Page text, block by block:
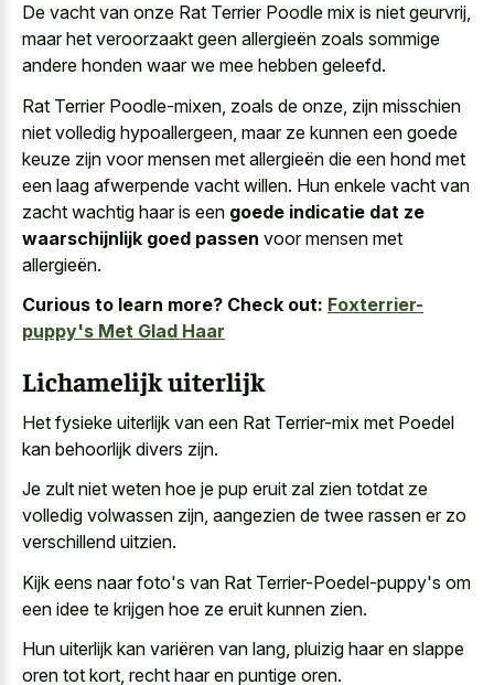
De vacht van onze Rat Terrier Poodle mix is niet geurvrij,
maar het veroorzaakt geen allergieën zoals sommige
andere honden waar we mee hebben geleefd.
Rat Terrier Poodle-mixen, zoals de onze, zijn misschien
niet volledig hypoallergeen, maar ze kunnen een goede
keuze zijn voor mensen met allergieën die een hond met
een laag afwerpende vacht willen. Hun enkele vacht van
zacht wachtig haar is een goede indicatie dat ze
waarschijnlijk goed passen voor mensen met
allergieën.
Curious to learn more? Check out: Foxterrier-
puppy's Met Glad Haar
Lichamelijk uiterlijk
Het fysieke uiterlijk van een Rat Terrier-mix met Poedel
kan behoorlijk divers zijn.
Je zult niet weten hoe je pup eruit zal zien totdat ze
volledig volwassen zijn, aangezien de twee rassen er zo
verschillend uitzien.
Kijk eens naar foto's van Rat Terrier-Poedel-puppy's om
een idee te krijgen hoe ze eruit kunnen zien.
Hun uiterlijk kan variëren van lang, pluizig haar en slappe
oren tot kort, recht haar en puntige oren.